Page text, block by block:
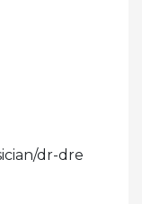
dr-dre